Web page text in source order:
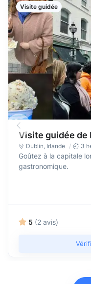
Visite guidée
Visite guidée de
Dublin, Irlande 3
Goûtez à la capitale
gastronomique.
5 (2 avis)